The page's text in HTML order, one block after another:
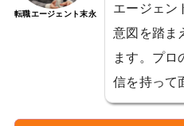
転職エージェント末永
エージェン
意図を踏ま
ます。プロ
信を持って